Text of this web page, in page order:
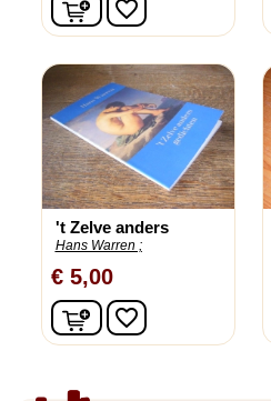
favorite_border
't Zelve anders
Hans Warren ;
€ 5,00
In winkelwagen
favorite_border